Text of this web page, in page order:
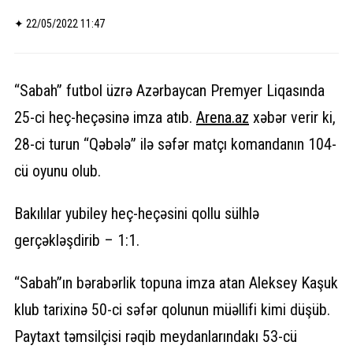
✦ 22/05/2022 11:47
“Sabah” futbol üzrə Azərbaycan Premyer Liqasında
25-ci heç-heçəsinə imza atıb. Arena.az xəbər verir ki,
28-ci turun “Qəbələ” ilə səfər matçı komandanın 104-
cü oyunu olub.
Bakılılar yubiley heç-heçəsini qollu sülhlə
gerçəkləşdirib – 1:1.
“Sabah”ın bərabərlik topuna imza atan Aleksey Kaşuk
klub tarixinə 50-ci səfər qolunun müəllifi kimi düşüb.
Paytaxt təmsilçisi rəqib meydanlarındakı 53-cü